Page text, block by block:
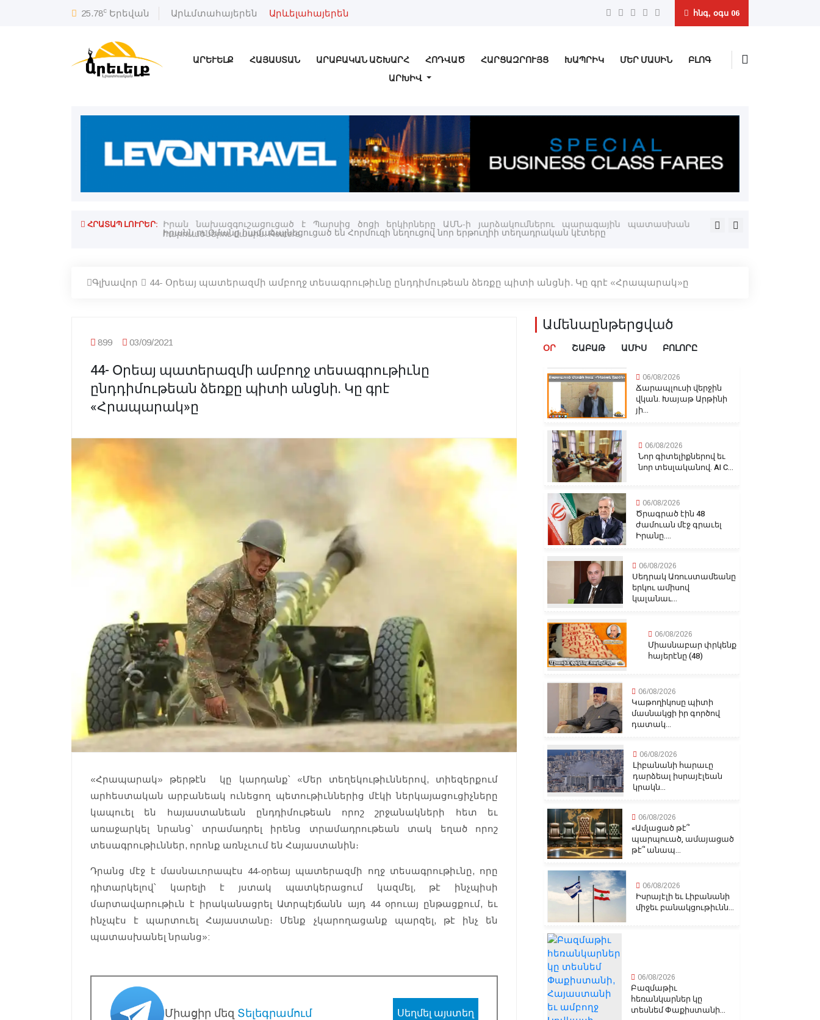
25.78c Երեվան Արևմտահայերեն Արևելահայերեն հնգ, օգս 06
ԱՐԵՒԵԼՔ ՀԱՅԱՍՏԱՆ ԱՐԱԲԱԿԱՆ ԱՇԽԱՐՀ ՀՈԴՎԱԾ ՀԱՐՑԱԶՐՈՒՅՑ ԽԱՊՐԻԿ ՄԵՐ ՄԱՍԻՆ
ԲԼՈԳ
ԱՐԽԻՎ
ՀՐԱՏԱՊ ԼՈՒՐԵՐ:
Իրան նախազգուշացուցած է Պարսից ծոցի երկիրները ԱՄՆ-ի յարձակումներու պարագային պատասխան
հարուածներու մասին. Reuters
Կաթողիկոսը պիտի
Գլխավոր 44- Օրեայ պատերազմի ամբողջ տեսագրութիւնը ընդդիմութեան ձեռքը պիտի անցնի. Կը գրէ «Հրապարակ»ը
899 03/09/2021
44- Օրեայ պատերազմի ամբողջ տեսագրութիւնը
ընդդիմութեան ձեռքը պիտի անցնի. Կը գրէ
«Հրապարակ»ը
«Հրապարակ» թերթէն կը կարդանք՝ «Մեր տեղեկութիւններով, տիեզերքում
արհեստական արբանեակ ունեցող պետութիւններից մէկի ներկայացուցիչները
կապուել են հայաստանեան ընդդիմութեան որոշ շրջանակների հետ եւ
առաջարկել նրանց՝ տրամադրել իրենց տրամադրութեան տակ եղած որոշ
տեսագրութիւններ, որոնք առնչւում են Հայաստանին։
Դրանց մէջ է մասնաւորապէս 44-օրեայ պատերազմի ողջ տեսագրութիւնը, որը
դիտարկելով՝ կարելի է յստակ պատկերացում կազմել, թէ ինչպիսի
մարտավարութիւն է իրականացրել Ատրպէյճանն այդ 44 օրուայ ընթացքում, եւ
ինչպէս է պարտուել Հայաստանը։ Մենք չկարողացանք պարզել, թէ ինչ են
պատասխանել նրանց»:
Միացիր մեզ Տելեգրամում Սեղմել այստեղ
Ամենաընթերցված
ՕՐ ՇԱԲԱԹ ԱՄԻՍ ԲՈԼՈՐԸ
06/08/2026
Ճարապլուսի վերջին
վկան. Խայաթ Արթինի
յի...
06/08/2026
Նոր գիտելիքներով եւ
նոր տեսլականով. AI C...
06/08/2026
Ծրագրած էին 48
ժամուան մէջ գրաւել
Իրանը....
06/08/2026
Սեդրակ Առուստամեանը
երկու ամիսով
կալանաւ...
06/08/2026
Միասնաբար փրկենք
հայերէնը (48)
06/08/2026
Կաթողիկոսը պիտի
մասնակցի իր գործով
դատակ...
06/08/2026
Լիբանանի հարաւը
դարձեալ իսրայէլեան
կրակն...
06/08/2026
«Ամլացած թէ՞
պարպուած, ամայացած
թէ՞ անապ...
06/08/2026
Իսրայէլի եւ Լիբանանի
միջեւ բանակցութիւնն...
06/08/2026
Բազմաթիւ
հեռանկարներ կը
տեսնեմ Փաքիստանի...